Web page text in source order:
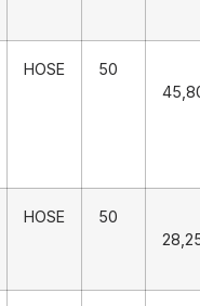
HOSE
50
HOSE
50